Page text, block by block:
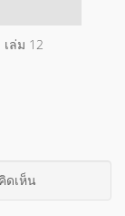
เล่ม 12
ดเห็น